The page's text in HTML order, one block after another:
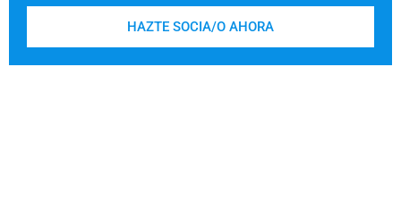
HAZTE SOCIA/O AHORA